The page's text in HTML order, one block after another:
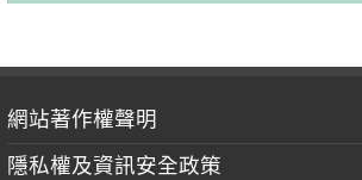
網站著作權聲明
隱私權及資訊安全政策